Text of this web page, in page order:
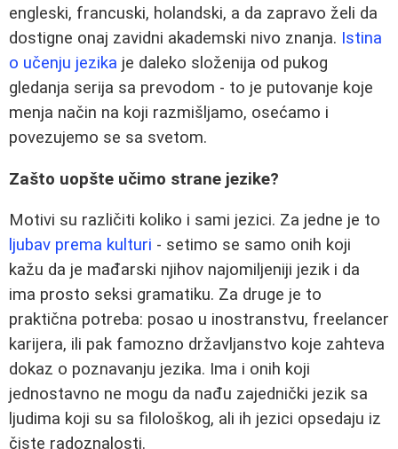
engleski, francuski, holandski, a da zapravo želi da
dostigne onaj zavidni akademski nivo znanja. Istina
o učenju jezika je daleko složenija od pukog
gledanja serija sa prevodom - to je putovanje koje
menja način na koji razmišljamo, osećamo i
povezujemo se sa svetom.
Zašto uopšte učimo strane jezike?
Motivi su različiti koliko i sami jezici. Za jedne je to
ljubav prema kulturi - setimo se samo onih koji
kažu da je mađarski njihov najomiljeniji jezik i da
ima prosto seksi gramatiku. Za druge je to
praktična potreba: posao u inostranstvu, freelancer
karijera, ili pak famozno državljanstvo koje zahteva
dokaz o poznavanju jezika. Ima i onih koji
jednostavno ne mogu da nađu zajednički jezik sa
ljudima koji su sa filološkog, ali ih jezici opsedaju iz
čiste radoznalosti.